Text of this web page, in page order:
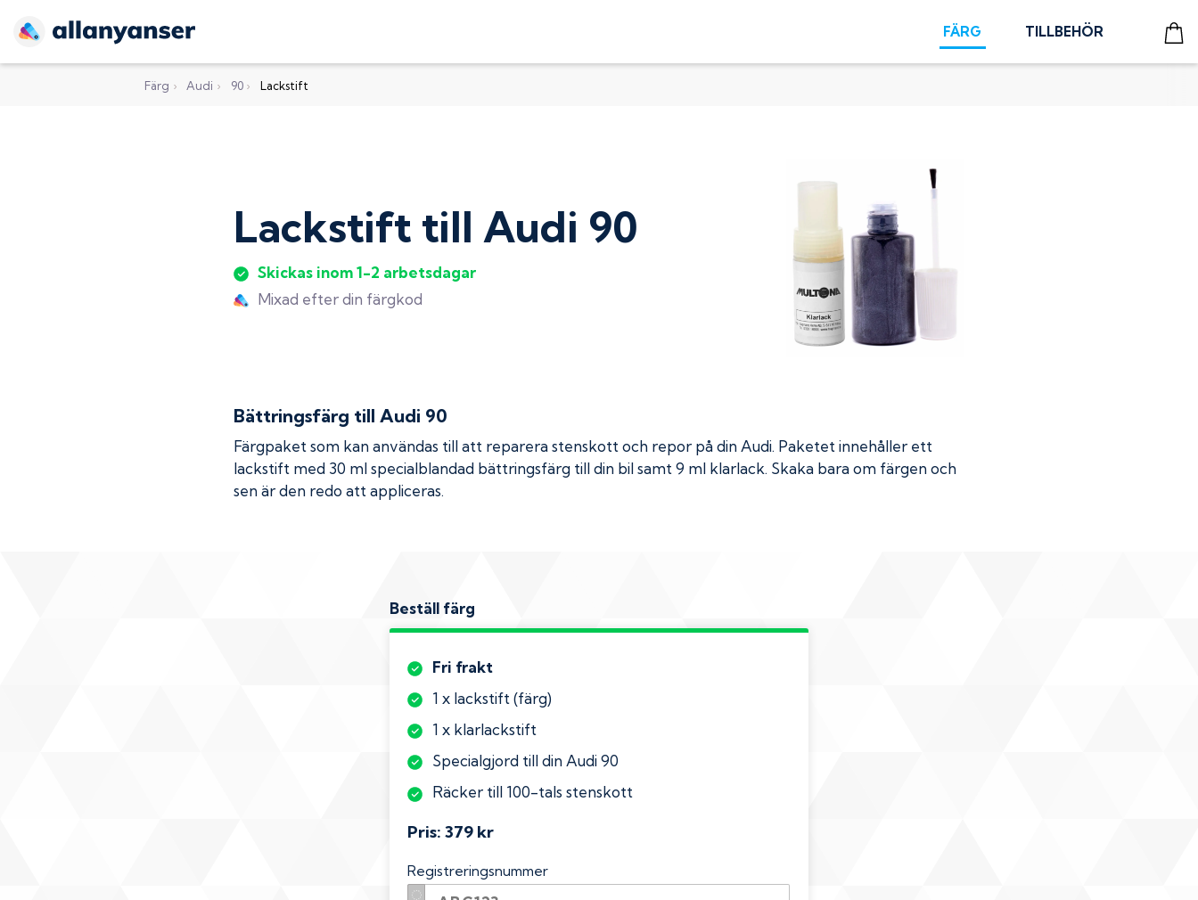
FÄRG TILLBEHÖR
Färg › Audi › 90 › Lackstift
Lackstift till Audi 90
Skickas inom 1-2 arbetsdagar
Mixad efter din färgkod
Bättringsfärg till Audi 90
Färgpaket som kan användas till att reparera stenskott och repor på din Audi. Paketet innehåller ett
lackstift med 30 ml specialblandad bättringsfärg till din bil samt 9 ml klarlack. Skaka bara om färgen och
sen är den redo att appliceras.
Beställ färg
Fri frakt
1 x lackstift (färg)
1 x klarlackstift
Specialgjord till din Audi 90
Räcker till 100-tals stenskott
Pris:379 kr
Registreringsnummer